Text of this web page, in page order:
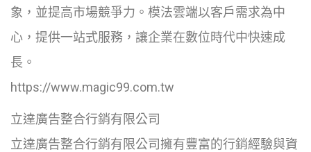
象，並提高市場競爭力。模法雲端以客戶需求為中
心，提供一站式服務，讓企業在數位時代中快速成
長。
https://www.magic99.com.tw
立達廣告整合行銷有限公司
立達廣告整合行銷有限公司擁有豐富的行銷經驗與資